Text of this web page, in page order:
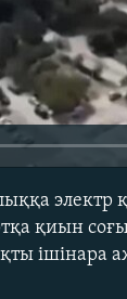
электр
қиын
ішінара